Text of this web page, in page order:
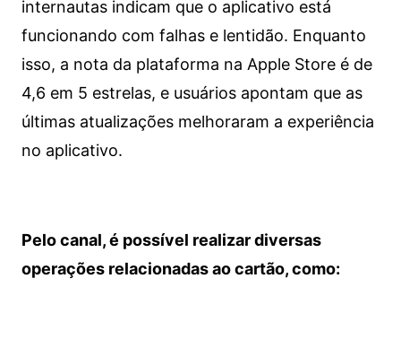
internautas indicam que o aplicativo está
funcionando com falhas e lentidão. Enquanto
isso, a nota da plataforma na Apple Store é de
4,6 em 5 estrelas, e usuários apontam que as
últimas atualizações melhoraram a experiência
no aplicativo.
Pelo canal, é possível realizar diversas
operações relacionadas ao cartão, como: